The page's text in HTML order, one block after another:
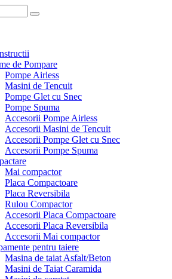
de Pompare
Pompe Airless
Masini de Tencuit
Pompe Glet cu Snec
Pompe Spuma
Accesorii Pompe Airless
Accesorii Masini de Tencuit
Accesorii Pompe Glet cu Snec
Accesorii Pompe Spuma
Mai compactor
Placa Compactoare
Placa Reversibila
Rulou Compactor
Accesorii Placa Compactoare
Accesorii Placa Reversibila
Accesorii Mai compactor
pentru taiere
Masina de taiat Asfalt/Beton
Masini de Taiat Caramida